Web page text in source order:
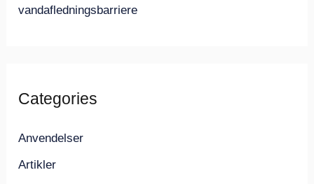
vandafledningsbarriere
Categories
Anvendelser
Artikler